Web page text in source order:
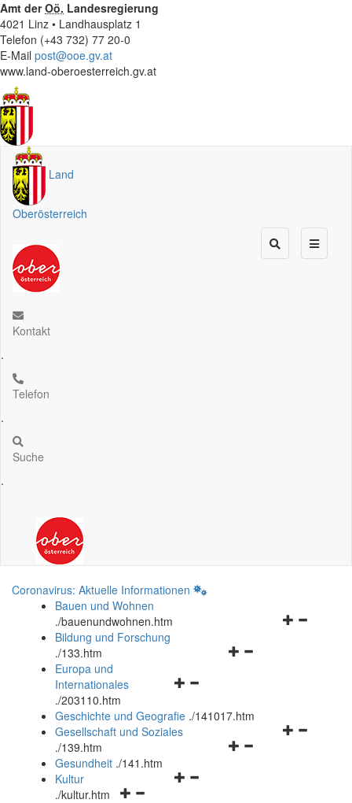
Amt derOö. Landesregierung
4021 Linz • Landhausplatz 1
Telefon (+43 732) 77 20-0
E-Mail post@ooe.gv.at
www.land-oberoesterreich.gv.at
Land
Oberösterreich
Kontakt
.
Telefon
.
Suche
.
Coronavirus: Aktuelle Informationen
Bauen und Wohnen
./bauenundwohnen.htm
Navigationsmenü
Bildung und Forschung
./133.htm
Navigationsmenü
und
schließen
Europa und
Internationales
./203110.htm
Geschichte und Geografie ./141017.htm
Navigationsmenü
Gesellschaft und Soziales
./139.htm
Navigationsmenü
Gesundheit ./141.htm
Navigationsmenü
Kultur
./kultur.htm